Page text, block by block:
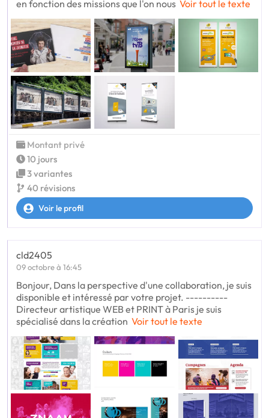
en fonction des missions que l'on nous Voir tout le texte
Montant privé
10 jours
3 variantes
40 révisions
Voir le profil
cld2405
09 octobre à 16:45
Bonjour, Dans la perspective d'une collaboration, je suis
disponible et intéressé par votre projet. ----------
Directeur artistique WEB et PRINT à Paris je suis
spécialisé dans la création Voir tout le texte